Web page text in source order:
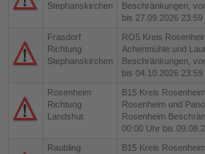
Stephanskirchen
Beschränkungen,
bis 27.09.2026 23:59
Frasdorf
Richtung
Stephanskirchen
RO5 Kreis
Achenmühle und
Beschränkungen,
bis 04.10.2026 23:59
Rosenheim
Richtung
Landshut
B15 Kreis
Rosenheim und
Rosenheim
00:00 Uhr bis
Raubling
B15 Kreis